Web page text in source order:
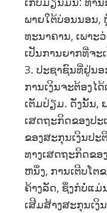
ພາຍໃຕ້ບ່ອນນອນ,
ທະນາຄານ, ເພາະ
ເປັນການຍາກທີ່ຈະ
ປະຊາຊົນທີ່ຢູ່ນ
ການເງິນຈະຕ້ອງໄ
ເຕັມປ່ຽມ. ດັ່ງນັ້ນ,
ເສດຖະກິດຂອງປະ
ຂອງສະກຸນເງິນປ
ທາງເສດຖະກິດຂອ
ຫນຶ່ງ, ການເຕີບໂຕ
ຄ້າງລັດ, ຊຶ່ງກໍບໍ່ແ
ເສີມສ້າງສະກຸນເ